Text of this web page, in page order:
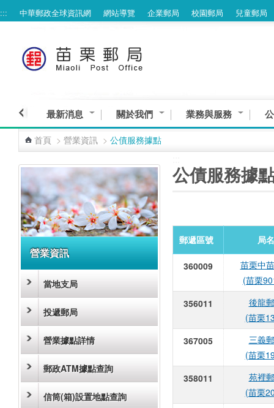
跳到主要內容區塊
::: 中華郵政全球資訊網 網站導覽 企業郵局 校園郵局 兒童郵局
最新消息 關於我們 業務與服務
首頁 > 營業資訊 > 公債服務據點
營業資訊
當地支局
投遞郵局
營業據點詳情
郵政ATM據點查詢
信筒(箱)設置地點查詢
公債服務據
郵遞區號 局名
360009
苗栗中
(苗栗
356011
後龍
(苗栗
367005
三義
(苗栗
358011
苑裡
(苗栗